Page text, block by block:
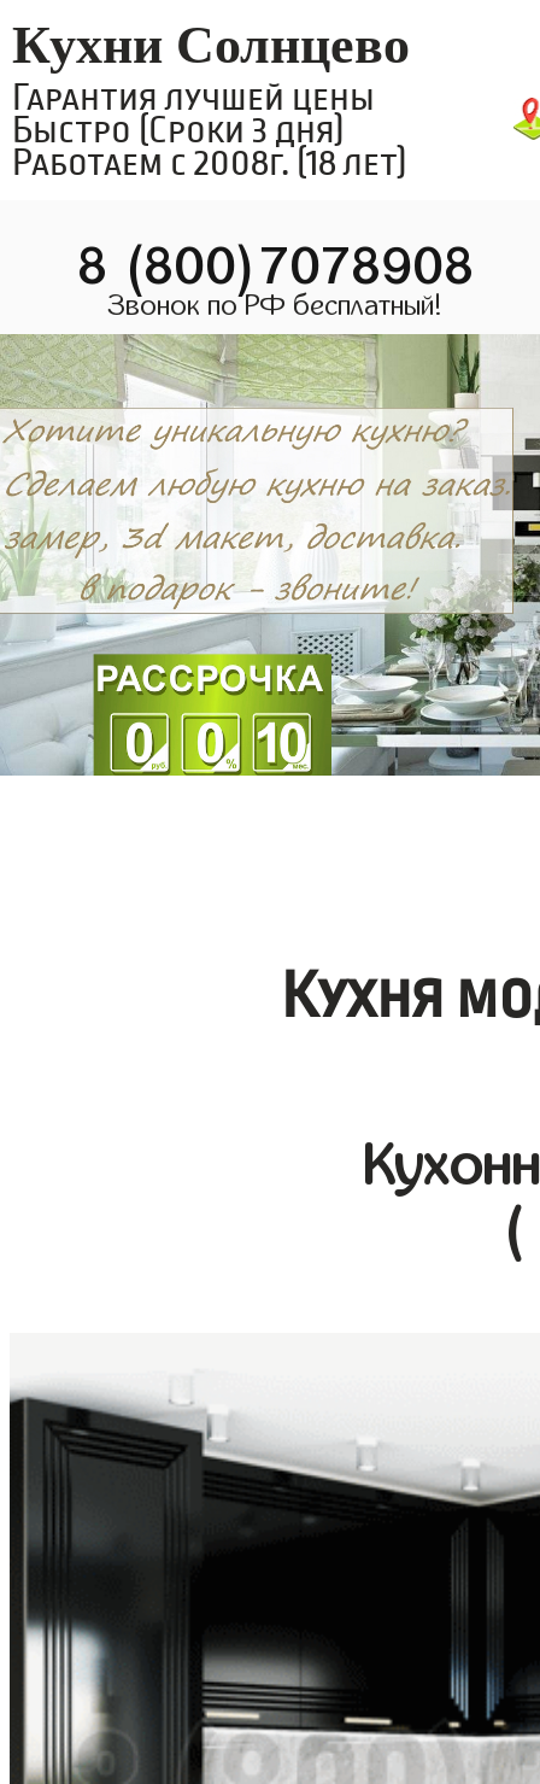
Кухни Солнцево
Гарантия лучшей цены
Быстро (Сроки 3 дня)
Работаем с 2008г. (18 лет)
8 (800)7078908
Звонок по РФ бесплатный!
Кухня
(